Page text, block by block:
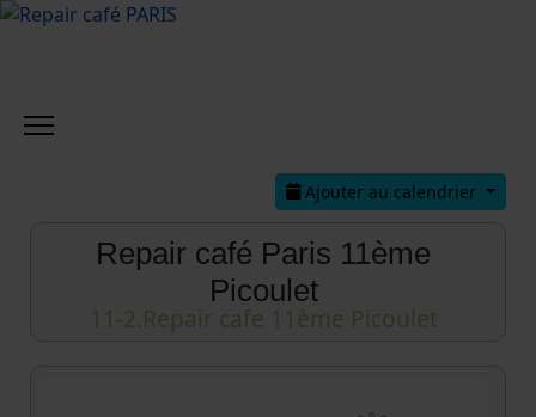
Ajouter au calendrier
Repair café Paris 11ème
Picoulet
11-2.Repair cafe 11ème Picoulet